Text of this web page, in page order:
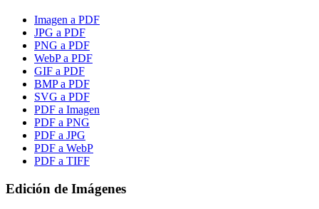
Imagen a PDF
JPG a PDF
PNG a PDF
WebP a PDF
GIF a PDF
BMP a PDF
SVG a PDF
PDF a Imagen
PDF a PNG
PDF a JPG
PDF a WebP
PDF a TIFF
Edición de Imágenes